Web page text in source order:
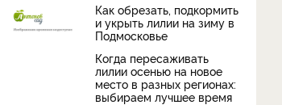
Как обрезать, подкормить
и укрыть лилии на зиму в
Подмосковье
Когда пересаживать
лилии осенью на новое
место в разных регионах:
выбираем лучшее время